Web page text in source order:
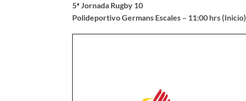
5ª Jornada Rugby 10
Polideportivo Germans Escales – 11:00 hrs (Inicio)